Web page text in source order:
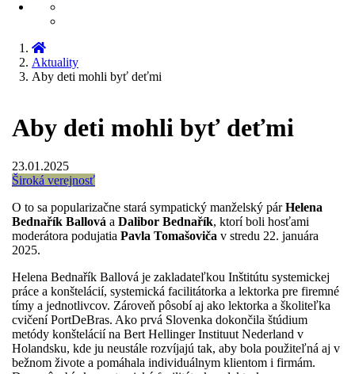
Aktuality
Aby deti mohli byť deťmi
Aby deti mohli byť deťmi
23.01.2025
Široká verejnosť
O to sa popularizačne stará sympatický manželský párHelena
Bednařík Ballová a Dalibor Bednařík, ktorí boli hosťami
moderátora podujatia Pavla Tomašoviča v stredu 22. januára
2025.
Helena Bednařík Ballová je zakladateľkou Inštitútu systemickej
práce a konštelácií, systemická facilitátorka a lektorka pre firemné
tímy a jednotlivcov. Zároveň pôsobí aj ako lektorka a školiteľka
cvičení PortDeBras. Ako prvá Slovenka dokončila štúdium
metódy konštelácií na Bert Hellinger Instituut Nederland v
Holandsku, kde ju neustále rozvíjajú tak, aby bola použiteľná aj v
bežnom živote a pomáhala individuálnym klientom i firmám.